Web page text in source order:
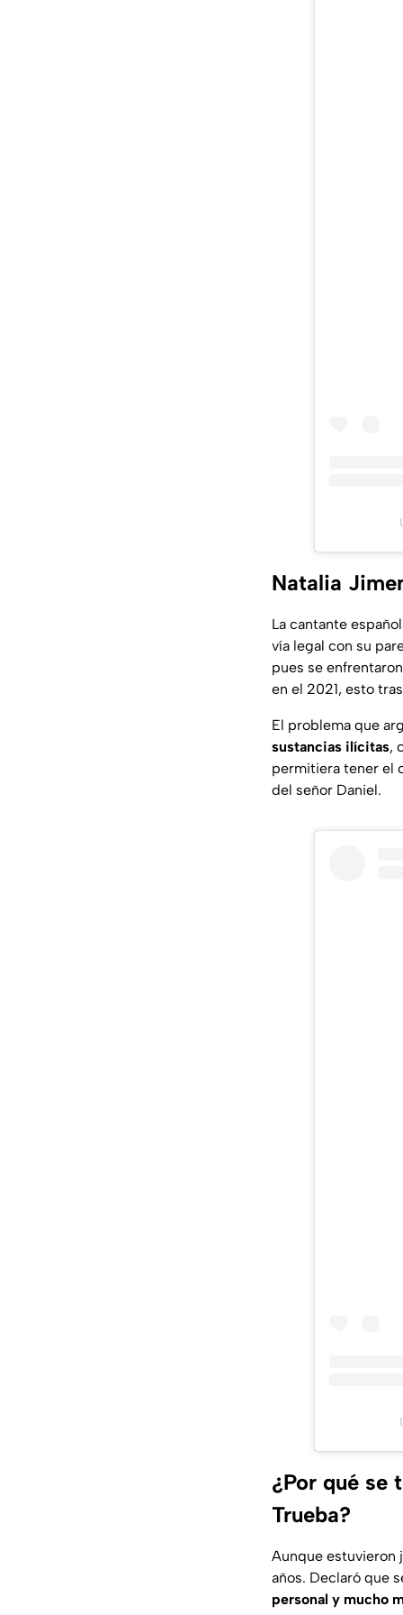
Natalia
La cantante
vía legal con su
pues se
en el 2021, esto
El problema que
sustancias ilícitas,
permitiera tener el
del señor Daniel.
¿Por qué se
Trueba?
Aunque estuvieron
años. Declaró que
personal y mucho